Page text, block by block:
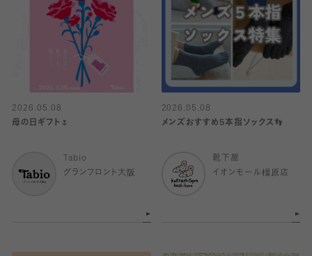
2026.05.08
母の日ギフト🌷
Tabio
グランフロント大阪
2026.05.08
メンズおすすめ5本指ソックス👣
靴下屋
イオンモール橿原店